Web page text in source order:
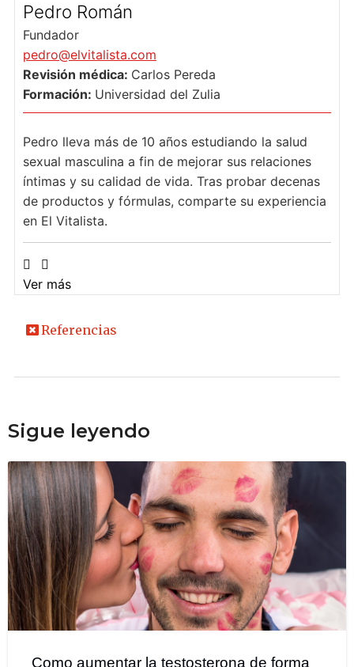
Pedro Román
Fundador
pedro@elvitalista.com
Revisión médica: Carlos Pereda
Formación: Universidad del Zulia
Pedro lleva más de 10 años estudiando la salud
sexual masculina a fin de mejorar sus relaciones
íntimas y su calidad de vida. Tras probar decenas
de productos y fórmulas, comparte su experiencia
en El Vitalista.
Ver más
Referencias
Sigue leyendo
Como aumentar la testosterona de forma